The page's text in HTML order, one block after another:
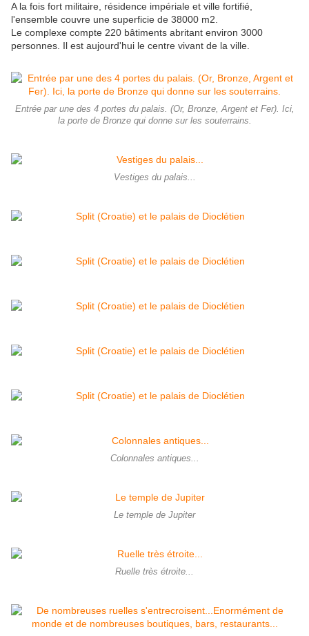
A la fois fort militaire, résidence impériale et ville fortifié,
l'ensemble couvre une superficie de 38000 m2.
Le complexe compte 220 bâtiments abritant environ 3000
personnes. Il est aujourd'hui le centre vivant de la ville.
Entrée par une des 4 portes du palais. (Or, Bronze, Argent et Fer). Ici,
la porte de Bronze qui donne sur les souterrains.
Vestiges du palais...
Colonnales antiques...
Le temple de Jupiter
Ruelle très étroite...